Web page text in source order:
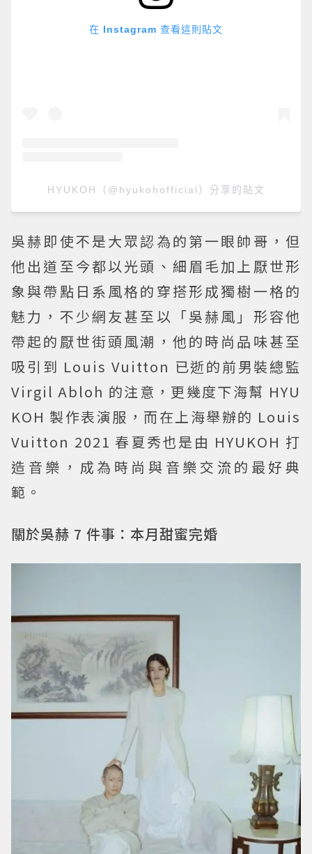
在 Instagram 查看這則貼文
HYUKOH（@hyukohofficial）分享的貼文
吳赫即使不是大眾認為的第一眼帥哥，但
他出道至今都以光頭、細眉毛加上厭世形
象與帶點日系風格的穿搭形成獨樹一格的
魅力，不少網友甚至以「吳赫風」形容他
帶起的厭世街頭風潮，他的時尚品味甚至
吸引到 Louis Vuitton 已逝的前男裝總監
Virgil Abloh 的注意，更幾度下海幫 HYU
KOH 製作表演服，而在上海舉辦的 Louis
Vuitton 2021 春夏秀也是由 HYUKOH 打
造音樂，成為時尚與音樂交流的最好典
範。
關於吳赫 7 件事：本月甜蜜完婚